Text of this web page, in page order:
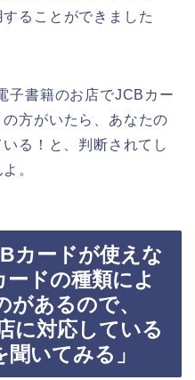
ることができました
子書籍のお店でJCBカー
方がいたら、あなたの
る！と、判断されてし
。
カードが使えな
ドの種類によ
あるので、
に対応している
いてみる」